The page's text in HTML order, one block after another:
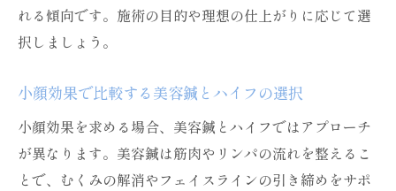
れる傾向です。施術の目的や理想の仕上がりに応じて選
択しましょう。
小顔効果で比較する美容鍼とハイフの選択
小顔効果を求める場合、美容鍼とハイフではアプローチ
が異なります。美容鍼は筋肉やリンパの流れを整えるこ
とで、むくみの解消やフェイスラインの引き締めをサポ